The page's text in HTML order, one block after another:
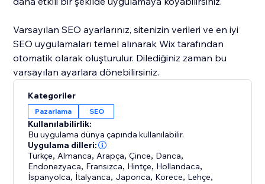
Varsayılan SEO ayarlarınız, sitenizin verileri ve en iyi
SEO uygulamaları temel alınarak Wix tarafından
otomatik olarak oluşturulur. Dilediğiniz zaman bu
varsayılan ayarlara dönebilirsiniz.
Kategoriler
Pazarlama SEO
Kullanılabilirlik:
Bu uygulama dünya çapında kullanılabilir.
Uygulama dilleri:
Türkçe, Almanca, Arapça,Çince, Danca,
Endonezyaca, Fransızca, Hintçe, Hollandaca,
İspanyolca, İtalyanca, Japonca, Korece, Lehçe,